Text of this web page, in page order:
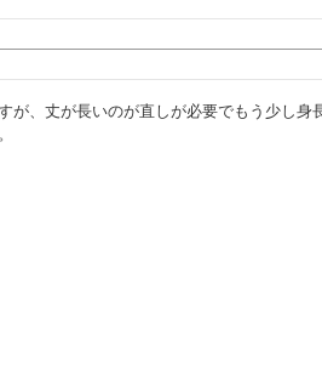
が、丈が長いのが直しが必要でもう少し身